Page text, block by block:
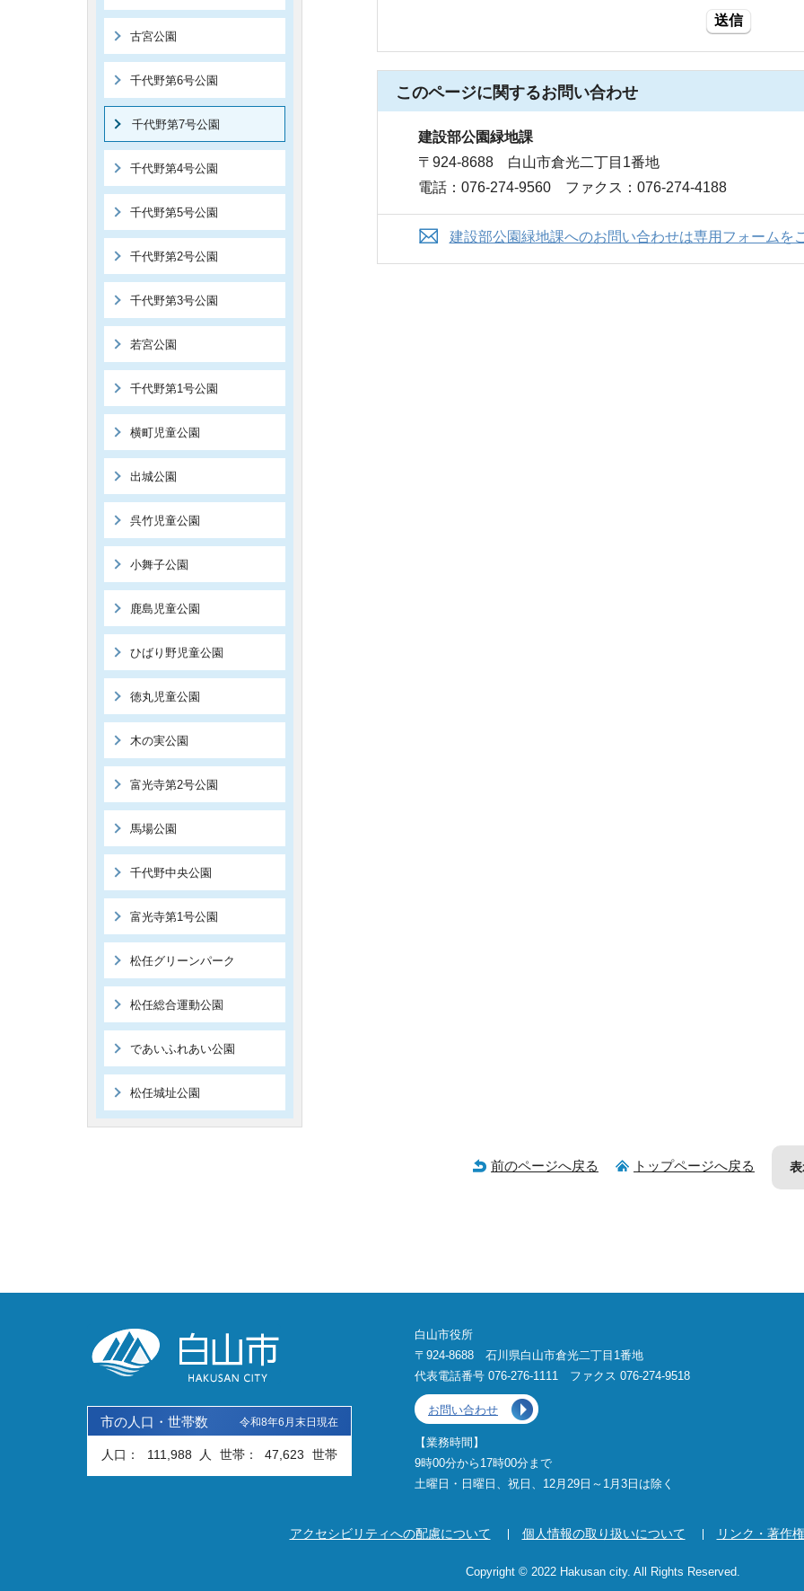
送信
このページに関するお問い合わせ
建設部公園緑地課
〒924-8688 白山市倉光二丁目1番地
電話：076-274-9560 ファクス：076-274-4188
建設部公園緑地課へのお問い合わせは専用フォームを
古宮公園
千代野第6号公園
千代野第7号公園
千代野第4号公園
千代野第5号公園
千代野第2号公園
千代野第3号公園
若宮公園
千代野第1号公園
横町児童公園
出城公園
呉竹児童公園
小舞子公園
鹿島児童公園
ひばり野児童公園
徳丸児童公園
木の実公園
富光寺第2号公園
馬場公園
千代野中央公園
富光寺第1号公園
松任グリーンパーク
松任総合運動公園
であいふれあい公園
松任城址公園
前のページへ戻る トップページへ戻る
市の人口・世帯数 令和8年6月末日現在
人口： 111,988 人 世帯： 47,623 世帯
白山市役所
〒924-8688 石川県白山市倉光二丁目1番地
代表電話番号 076-276-1111 ファクス 076-274-9518
お問い合わせ
【業務時間】
9時00分から17時00分まで
土曜日・日曜日、祝日、12月29日～1月3日は除く
アクセシビリティへの配慮について 個人情報の取り扱いについて リンク・著作
Copyright © 2022 Hakusan city. All Rights Reserved.